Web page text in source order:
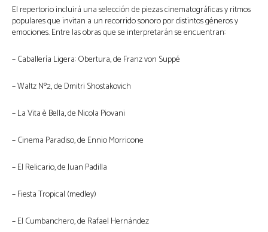
El repertorio incluirá una selección de piezas cinematográficas y ritmos
populares que invitan a un recorrido sonoro por distintos géneros y
emociones. Entre las obras que se interpretarán se encuentran:
– Caballería Ligera: Obertura, de Franz von Suppé
– Waltz Nº2, de Dmitri Shostakovich
– La Vita è Bella, de Nicola Piovani
– Cinema Paradiso, de Ennio Morricone
– El Relicario, de Juan Padilla
– Fiesta Tropical (medley)
– El Cumbanchero, de Rafael Hernández